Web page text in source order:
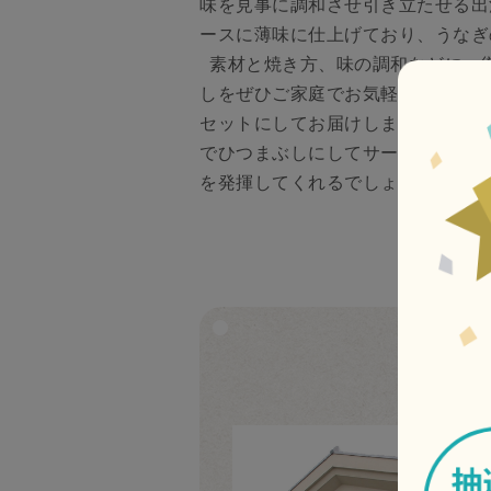
味を見事に調和させ引き立たせる
ースに薄味に仕上げており、うな
素材と焼き方、味の調和などに、
しをぜひご家庭でお気軽にお召し
セットにしてお届けしますのでち
でひつまぶしにしてサーブすれば
を発揮してくれるでしょう。